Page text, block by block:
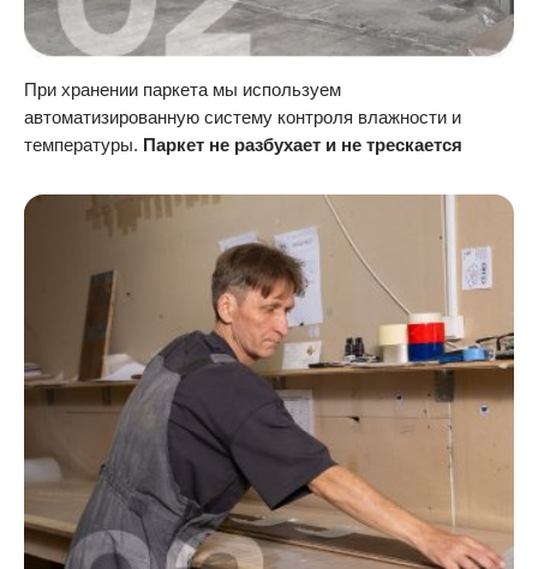
При хранении паркета мы используем
автоматизированную систему контроля влажности и
температуры. Паркет не разбухает и не трескается